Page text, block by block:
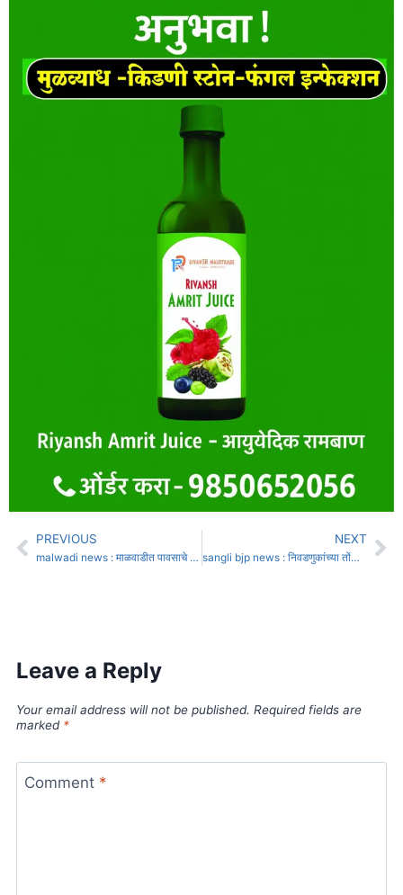
PREVIOUS
malwadi news : माळवाडीत पावसाचे पाणी शेतात सोडल्याच्या रागातून मामांनी केली भाच्यांना मारहाण
NEXT
sangli bjp news : निवडणुकांच्या तोंडावर सांगलीत भाजपमधील गटबाजी उफाळली
Leave a Reply
Your email address will not be published. Required fields are
marked *
Comment *